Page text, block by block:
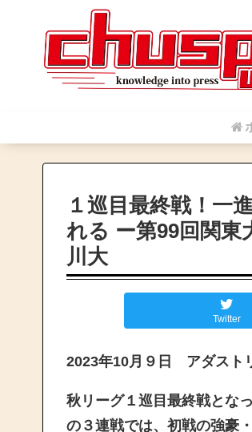
１巡目最終戦！一
れる ー第99回関
川大
Twitter
2023年10月９日 アダスト
秋リーグ１巡目最終戦とな
の３連戦では、初戦の強豪